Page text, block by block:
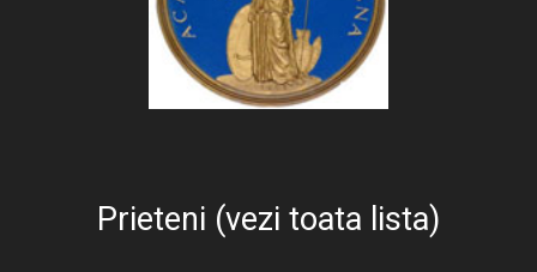
Prieteni (vezi toata lista)